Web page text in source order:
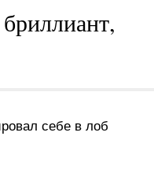
себе в лоб